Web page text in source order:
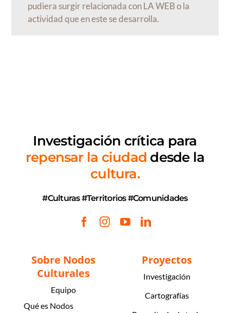
pudiera surgir relacionada con LA WEB o la
actividad que en este se desarrolla.
Investigación crítica para
repensar la ciudad desde la
cultura.
#Culturas #Territorios #Comunidades
Sobre Nodos
Culturales
Equipo
Qué es Nodos
Proyectos
Investigación
Cartografías